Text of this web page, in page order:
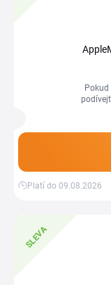
Platí do 09.08.2026
SLEVA